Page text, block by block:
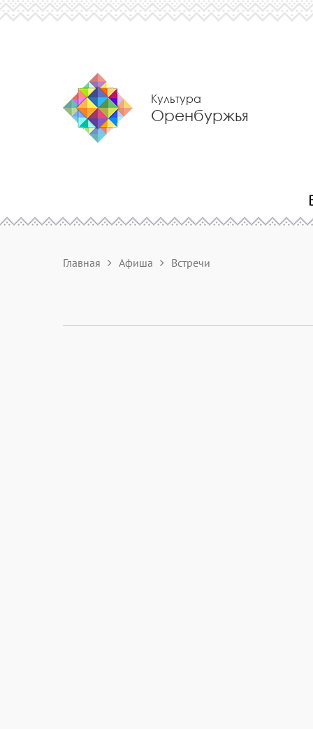
Культура
Оренбуржья
Главная Афиша Встречи